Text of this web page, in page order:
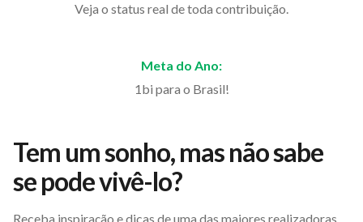
Veja o status real de toda contribuição.
Meta do Ano:
1bi para o Brasil!
Tem um sonho, mas não sabe
se pode vivê-lo?
Receba inspiração e dicas de uma das maiores realizadoras